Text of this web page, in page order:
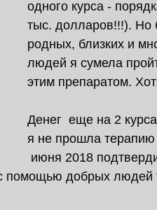
одного курса -
тыс. долларов!!!). Но
родных, близких и
людей я сумела
этим препаратом.
Денег  еще на 2
я не прошла терапию
июня 2018
помощью добрых